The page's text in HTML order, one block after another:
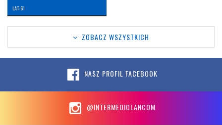
LAT: 61
ZOBACZ WSZYSTKICH
NASZ PROFIL FACEBOOK
@INTERMEDIOLANCOM